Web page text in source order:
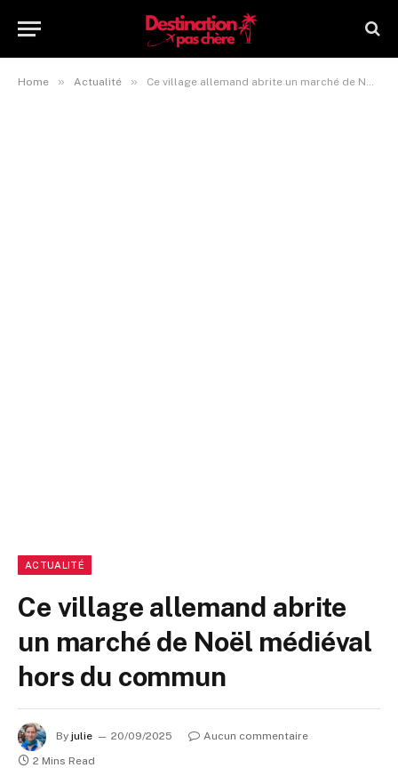
Home » Actualité » Ce village allemand abrite un marché de Noël médiéval hors du commun
ACTUALITÉ
Ce village allemand abrite
un marché de Noël médiéval
hors du commun
By julie 20/09/2025
Aucun commentaire
2 Mins Read